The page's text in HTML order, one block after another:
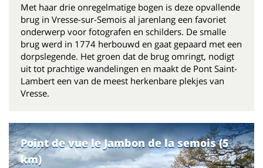
Met haar drie onregelmatige bogen is deze opvallende
brug in Vresse-sur-Semois al jarenlang een favoriet
onderwerp voor fotografen en schilders. De smalle
brug werd in 1774 herbouwd en gaat gepaard met een
dorpslegende. Het groen dat de brug omringt, nodigt
uit tot prachtige wandelingen en maakt de Pont Saint-
Lambert een van de meest herkenbare plekjes van
Vresse.
Point de vue le Jambon de la semois (5
km)